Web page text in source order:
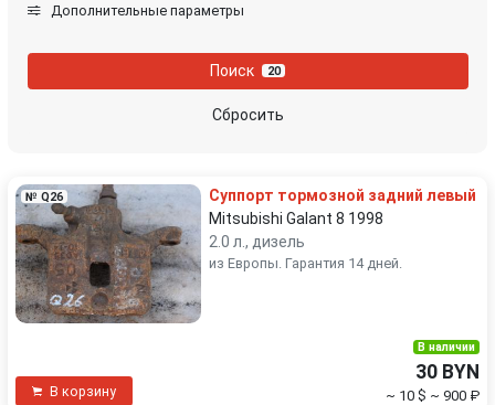
Дополнительные параметры
Поиск 20
Сбросить
№ Q26
Суппорт тормозной задний левый
Mitsubishi Galant 8 1998
2.0 л., дизель
из Европы. Гарантия 14 дней.
В корзину
В наличии
30 BYN
~ 10 $ ~ 900 ₽